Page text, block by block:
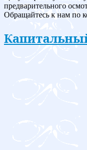
предварительного
Обращайтесь к нам по